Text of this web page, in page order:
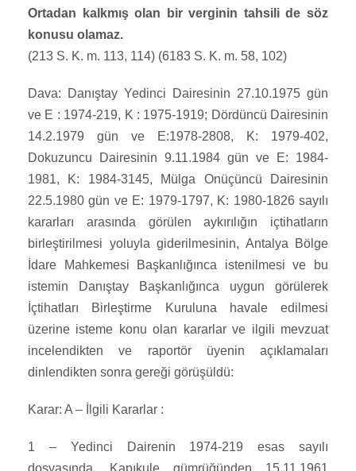
Ortadan kalkmış olan bir verginin tahsili de söz
konusu olamaz.
(213 S. K. m. 113, 114) (6183 S. K. m. 58, 102)
Dava: Danıştay Yedinci Dairesinin 27.10.1975 gün
ve E : 1974-219, K : 1975-1919; Dördüncü Dairesinin
14.2.1979 gün ve E:1978-2808, K: 1979-402,
Dokuzuncu Dairesinin 9.11.1984 gün ve E: 1984-
1981, K: 1984-3145, Mülga Onüçüncü Dairesinin
22.5.1980 gün ve E: 1979-1797, K: 1980-1826 sayılı
kararları arasında görülen aykırılığın içtihatların
birleştirilmesi yoluyla giderilmesinin, Antalya Bölge
İdare Mahkemesi Başkanlığınca istenilmesi ve bu
istemin Danıştay Başkanlığınca uygun görülerek
İçtihatları Birleştirme Kuruluna havale edilmesi
üzerine isteme konu olan kararlar ve ilgili mevzuat
incelendikten ve raportör üyenin açıklamaları
dinlendikten sonra gereği görüşüldü:
Karar: A – İlgili Kararlar :
1 – Yedinci Dairenin 1974-219 esas sayılı